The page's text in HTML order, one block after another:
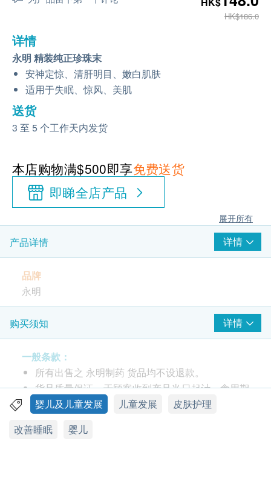
HK$186.0
详情
永明 精装纯正珍珠末
安神定惊、清肝明目、嫩白肌肤
适用于失眠、惊风、美肌
送货
3 至 5 个工作天内发货
本店购物满$500即享免费送货
即睇全店产品
展开所有
产品详情 详情
品牌
永明
产地
香港
包装
12瓶
功效
永明珍珠末采用纯正上等珍珠末制炼而成，对于婴孩
购买须知 详情
一般条款：
所有出售之 永明制药 货品均不设退款。
货品质量保证，于顾客收到产品当日起计，食用期
应最少有9个月或以上。
如有任何争议，香港永明药业有限公司 及 健康网
婴儿及儿童发展 儿童发展
皮肤护理
改善睡眠
婴儿